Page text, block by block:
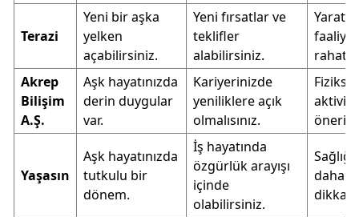
Terazi
Yeni bir aşka
yelken
açabilirsiniz.
Yeni fırsatlar ve
teklifler
alabilirsiniz.
Yaratıcı
Akrep
Bilişim
A.Ş.
Aşk hayatınızda
derin duygular
var.
Kariyerinizde
yeniliklere açık
olmalısınız.
Fiziksel
önerilir.
Yaşasın
Aşk hayatınızda
tutkulu bir
dönem.
İş hayatında
özgürlük arayışı
içinde
olabilirsiniz.
daha
dikkat